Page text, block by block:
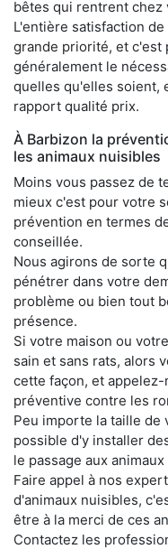
bêtes qui rentrent chez
L'entière satisfaction
grande priorité, et c'est
généralement le
quelles qu'elles soient,
rapport qualité prix.
À Barbizon la
les animaux nuisibles
Moins vous passez de
mieux c'est pour votre
prévention en termes
conseillée.
Nous agirons de sorte
pénétrer dans votre
problème ou bien tout
présence.
Si votre maison ou
sain et sans rats, alors
cette façon, et
préventive contre les
Peu importe la taille de
possible d'y installer
le passage aux
Faire appel à nos
d'animaux nuisibles,
être à la merci de ces
Contactez les